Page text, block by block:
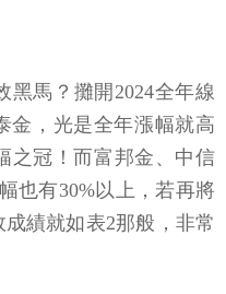
黑馬？攤開2024全年線
金，光是全年漲幅就高
之冠！而富邦金、中信
也有30%以上，若再將
績就如表2那般，非常